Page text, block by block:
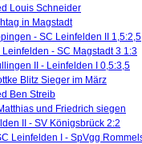
Louis Schneider
in Magstadt
- SC Leinfelden II 1,5:2,5
- SC Magstadt 3 1:3
II - Leinfelden I 0,5:3,5
Blitz Sieger im März
Ben Streib
und Friedrich siegen
II - SV Königsbrück 2:2
Leinfelden I - SpVgg